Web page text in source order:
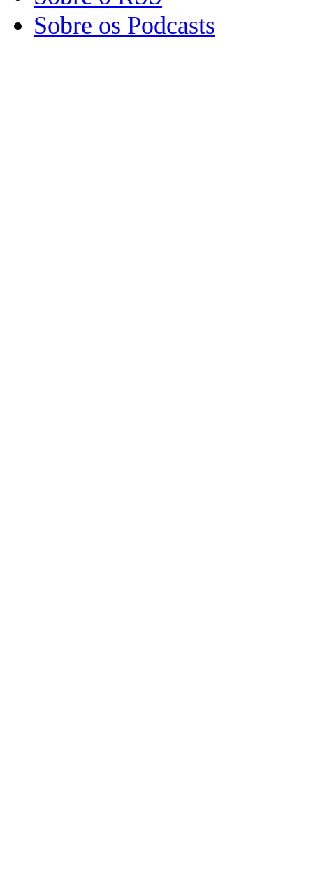
Sobre os Podcasts